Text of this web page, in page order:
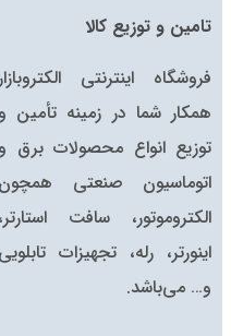
تامین و توزیع کالا
فروشگاه اینترنتی الکتروبازار
همکار شما در زمینه تأمین و
توزیع انواع محصولات برق و
اتوماسیون صنعتی همچون
الکتروموتور، سافت استارتر،
اینورتر، رله، تجهیزات تابلویی
و… می‌باشد.